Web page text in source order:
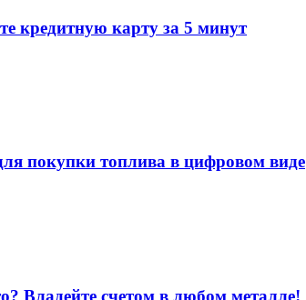
кредитную карту за 5 минут
покупки топлива в цифровом виде
Владейте счетом в любом металле!